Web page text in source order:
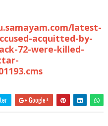
latest-
acquitted-by-
72-were-killed-
Google+